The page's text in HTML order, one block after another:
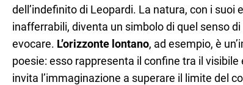
dell’indefinito di Leopardi. La natura, con i suoi
inafferrabili, diventa un simbolo di quel senso
evocare. L’orizzonte lontano, ad esempio, è
poesie: esso rappresenta il confine tra il visibile
invita l’immaginazione a superare il limite del